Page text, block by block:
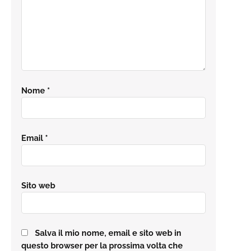
Nome *
Email *
Sito web
Salva il mio nome, email e sito web in
questo browser per la prossima volta che